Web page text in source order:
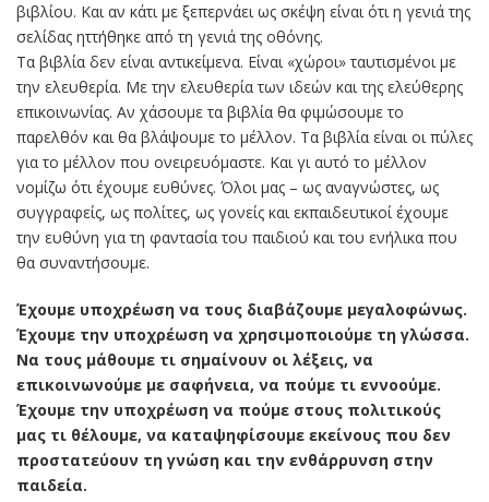
βιβλίου. Και αν κάτι με ξεπερνάει ως σκέψη είναι ότι η γενιά της
σελίδας ηττήθηκε από τη γενιά της οθόνης.
Τα βιβλία δεν είναι αντικείμενα. Είναι «χώροι» ταυτισμένοι με
την ελευθερία. Με την ελευθερία των ιδεών και της ελεύθερης
επικοινωνίας. Αν χάσουμε τα βιβλία θα φιμώσουμε το
παρελθόν και θα βλάψουμε το μέλλον. Τα βιβλία είναι οι πύλες
για το μέλλον που ονειρευόμαστε. Και γι αυτό το μέλλον
νομίζω ότι έχουμε ευθύνες. Όλοι μας – ως αναγνώστες, ως
συγγραφείς, ως πολίτες, ως γονείς και εκπαιδευτικοί έχουμε
την ευθύνη για τη φαντασία του παιδιού και του ενήλικα που
θα συναντήσουμε.
Έχουμε υποχρέωση να τους διαβάζουμε μεγαλοφώνως.
Έχουμε την υποχρέωση να χρησιμοποιούμε τη γλώσσα.
Να τους μάθουμε τι σημαίνουν οι λέξεις, να
επικοινωνούμε με σαφήνεια, να πούμε τι εννοούμε.
Έχουμε την υποχρέωση να πούμε στους πολιτικούς
μας τι θέλουμε, να καταψηφίσουμε εκείνους που δεν
προστατεύουν τη γνώση και την ενθάρρυνση στην
παιδεία.